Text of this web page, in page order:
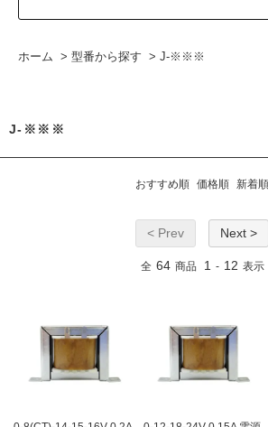
ホーム > 型番から探す > J-※※※
J-※※※
おすすめ順 価格順 新着順
< Prev Next >
全 64 商品 1 - 12 表示